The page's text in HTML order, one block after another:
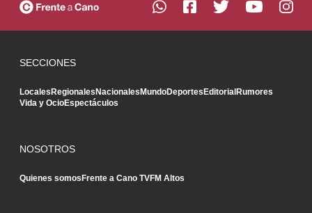
SECCIONES
LocalesRegionalesNacionalesMundoDeportesEditorialRumores
Vida y OcioEspectáculos
NOSOTROS
Quienes somosFrente a Cano TVFM Altos